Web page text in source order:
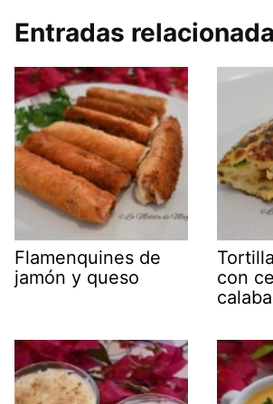
Entradas
Flamenquines de
jamón y queso
con